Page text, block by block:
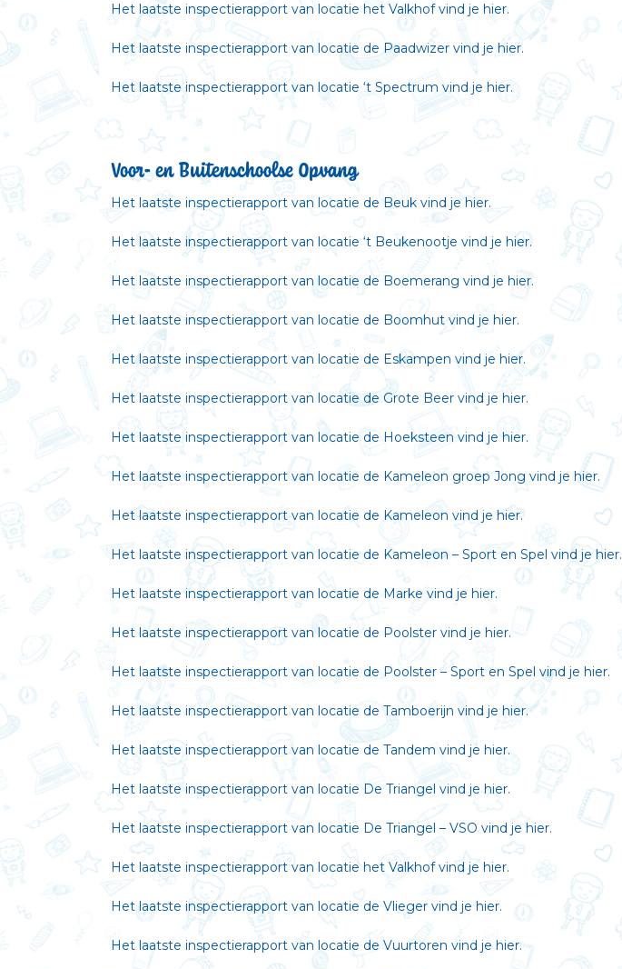
Het laatste inspectierapport van locatie het Valkhof vind je hier.
Het laatste inspectierapport van locatie de Paadwizer vind je hier.
Het laatste inspectierapport van locatie ‘t Spectrum vind je hier.
Voor- en Buitenschoolse Opvang
Het laatste inspectierapport van locatie de Beuk vind jehier.
Het laatste inspectierapport van locatie ‘t Beukenootje vind je hier.
Het laatste inspectierapport van locatie de Boemerang vind je hier.
Het laatste inspectierapport van locatie de Boomhut vind je hier.
Het laatste inspectierapport van locatie de Eskampen vind je hier.
Het laatste inspectierapport van locatie de Grote Beer vind je hier.
Het laatste inspectierapport van locatie de Hoeksteen vind jehier.
Het laatste inspectierapport van locatie de Kameleon groep Jong vind je hier.
Het laatste inspectierapport van locatie de Kameleon vind je hier.
Het laatste inspectierapport van locatie de Kameleon – Sport en Spel vind jehier.
Het laatste inspectierapport van locatie de Marke vind je hier.
Het laatste inspectierapport van locatie de Poolster vind je hier.
Het laatste inspectierapport van locatie de Poolster – Sport en Spel vind je hier.
Het laatste inspectierapport van locatie de Tamboerijn vind je hier.
Het laatste inspectierapport van locatie de Tandem vind je hier.
Het laatste inspectierapport van locatie De Triangel vind je hier.
Het laatste inspectierapport van locatie De Triangel – VSO vind je hier.
Het laatste inspectierapport van locatie het Valkhof vind je hier.
Het laatste inspectierapport van locatie de Vlieger vind je hier.
Het laatste inspectierapport van locatie de Vuurtoren vind je hier.